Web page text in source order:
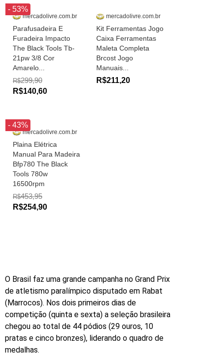
- 53%
mercadolivre.com.br
Parafusadeira E
Furadeira Impacto
The Black Tools Tb-
21pw 3/8 Cor
Amarelo...
R$299,90
R$140,60
mercadolivre.com.br
Kit Ferramentas Jogo
Caixa Ferramentas
Maleta Completa
Brcost Jogo
Manuais...
R$211,20
- 43%
mercadolivre.com.br
Plaina Elétrica
Manual Para Madeira
Bfp780 The Black
Tools 780w
16500rpm
R$453,95
R$254,90
O Brasil faz uma grande campanha no Grand Prix
de atletismo paralímpico disputado em Rabat
(Marrocos). Nos dois primeiros dias de
competição (quinta e sexta) a seleção brasileira
chegou ao total de 44 pódios (29 ouros, 10
pratas e cinco bronzes), liderando o quadro de
medalhas.